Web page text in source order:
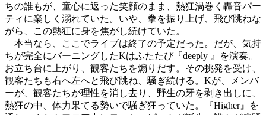
ちの誰もが、童心に返った笑顔のまま、熱狂渦巻く轟音パー
ティに楽しく溺れていた。いや、拳を振り上げ、飛び跳ねな
がら、この熱狂に身を焦がし続けていた。
本当なら、ここでライブは終了の予定だった。だが、気持
ちが完全にバーニングしたKはふたたび『deeply 』を演奏。
お立ち台に上がり、観客たちを煽りだす。その挑発を受け、
観客たちも右へ左へと飛び跳ね、騒ぎ続ける。 Kが、メンバ
ーが、観客たちが理性を消し去り、野生の牙を剥き出しに、
熱狂の中、体力果てる勢いで騒ぎ狂っていた。『Higher』を